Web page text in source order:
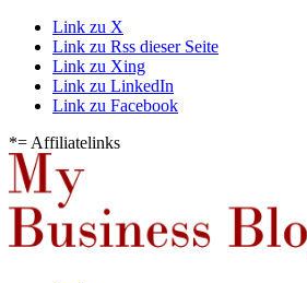
Link zu X
Link zu Rss dieser Seite
Link zu Xing
Link zu LinkedIn
Link zu Facebook
*= Affiliatelinks